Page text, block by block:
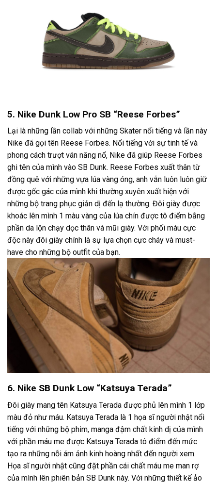
5. Nike Dunk Low Pro SB “Reese Forbes”
Lại là những lần collab với những Skater nổi tiếng và lần này
Nike đã gọi tên Reese Forbes. Nổi tiếng với sự tinh tế và
phong cách trượt ván năng nổ, Nike đã giúp Reese Forbes
ghi tên của mình vào SB Dunk. Reese Forbes xuất thân từ
đồng quê với những vựa lúa vàng óng, anh vẫn luôn luôn giữ
được gốc gác của mình khi thường xuyên xuất hiện với
những bộ trang phục giản dị đến lạ thường. Đôi giày được
khoác lên mình 1 màu vàng của lúa chín được tô điểm bằng
phần da lộn chạy dọc thân và mũi giày. Với phối màu cực
độc này đôi giày chính là sự lựa chọn cực cháy và must-
have cho những bộ outfit của bạn.
6. Nike SB Dunk Low “Katsuya Terada”
Đôi giày mang tên Katsuya Terada được phủ lên mình 1 lớp
màu đỏ như máu. Katsuya Terada là 1 họa sĩ người nhật nổi
tiếng với những bộ phim, manga đậm chất kinh dị của mình
với phần máu me được Katsuya Terada tô điểm đến mức
tạo ra những nỗi ám ảnh kinh hoàng nhất đến người xem.
Họa sĩ người nhật cũng đặt phần cái chất máu me man rợ
của mình lên phiên bản SB Dunk này. Với những thiết kế ảo